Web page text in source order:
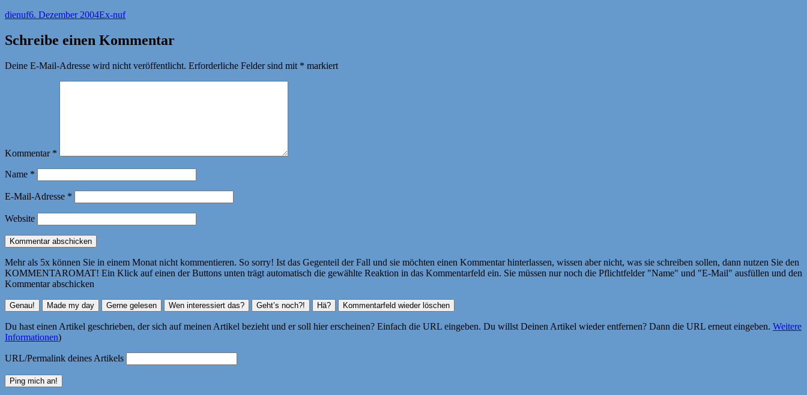
Autor
dienufVeröffentlicht
6. Dezember 2004Kategorien
Ex-nuf
Schreibe einen Kommentar
Deine E-Mail-Adresse wird nicht veröffentlicht. Erforderliche Felder sind mit * markiert
Kommentar *
Name *
E-Mail-Adresse *
Website
Mehr als 5x können Sie in einem Monat nicht kommentieren. So sorry! Ist das Gegenteil der Fall und sie möchten einen Kommentar hinterlassen, wissen aber nicht, was sie schreiben sollen, dann nutzen Sie den
KOMMENTAROMAT! Ein Klick auf einen der Buttons unten trägt automatisch die gewählte Reaktion in das Kommentarfeld ein. Sie müssen nur noch die Pflichtfelder "Name" und "E-Mail" ausfüllen und den
Kommentar abschicken
Du hast einen Artikel geschrieben, der sich auf meinen Artikel bezieht und er soll hier erscheinen? Einfach die URL eingeben. Du willst Deinen Artikel wieder entfernen? Dann die URL erneut eingeben. Weitere
Informationen)
URL/Permalink deines Artikels